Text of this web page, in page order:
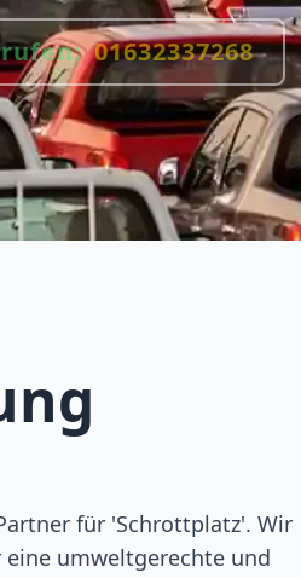
01632337268
für 'Schrottplatz'. Wir
eine umweltgerechte und